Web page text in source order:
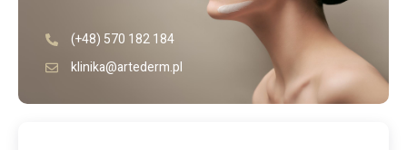
(+48) 570 182 184
klinika@artederm.pl